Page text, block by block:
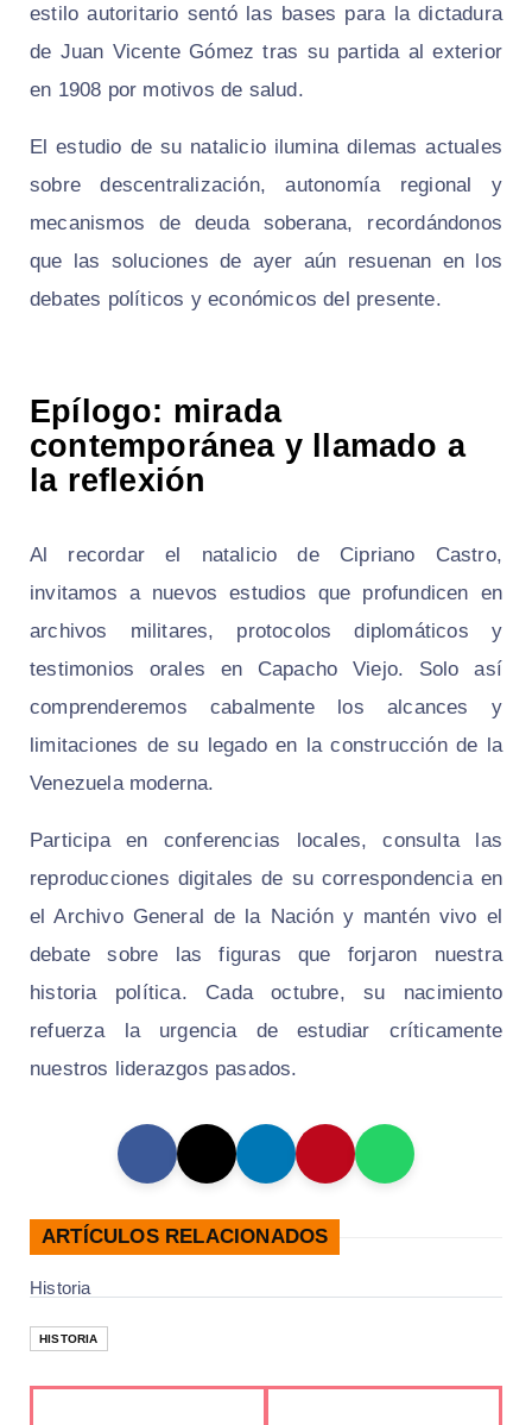
estilo autoritario sentó las bases para la dictadura
de Juan Vicente Gómez tras su partida al exterior
en 1908 por motivos de salud.
El estudio de su natalicio ilumina dilemas actuales
sobre descentralización, autonomía regional y
mecanismos de deuda soberana, recordándonos
que las soluciones de ayer aún resuenan en los
debates políticos y económicos del presente.
Epílogo: mirada
contemporánea y llamado a
la reflexión
Al recordar el natalicio de Cipriano Castro,
invitamos a nuevos estudios que profundicen en
archivos militares, protocolos diplomáticos y
testimonios orales en Capacho Viejo. Solo así
comprenderemos cabalmente los alcances y
limitaciones de su legado en la construcción de la
Venezuela moderna.
Participa en conferencias locales, consulta las
reproducciones digitales de su correspondencia en
el Archivo General de la Nación y mantén vivo el
debate sobre las figuras que forjaron nuestra
historia política. Cada octubre, su nacimiento
refuerza la urgencia de estudiar críticamente
nuestros liderazgos pasados.
ARTÍCULOS RELACIONADOS
Historia
HISTORIA